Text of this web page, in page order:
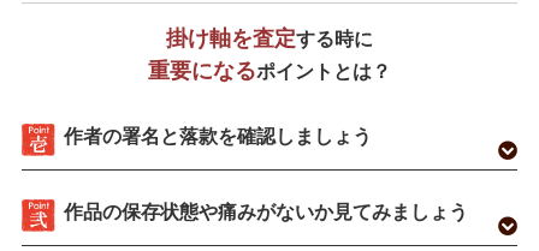
掛け軸を査定する時に
重要になるポイントとは？
作者の署名と落款を確認しましょう
作品の保存状態や痛みがないか見てみましょう